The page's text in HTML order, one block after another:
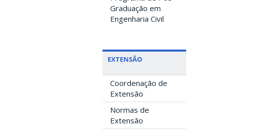
Graduação em
Engenharia Civil
EXTENSÃO
Coordenação de
Extensão
Normas de
Extensão